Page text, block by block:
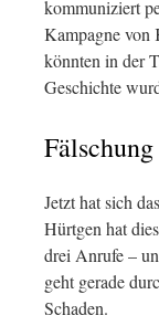
kommuniziert
Kampagne von
könnten in der
Geschichte
Jetzt hat sich
Hürtgen hat
drei Anrufe –
geht gerade
Schaden.